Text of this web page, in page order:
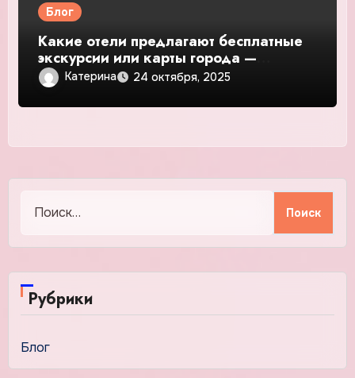
Блог
Какие отели предлагают бесплатные
экскурсии или карты города —
подробное руководство и обзор
Катерина 24 октября, 2025
Рубрики
Блог